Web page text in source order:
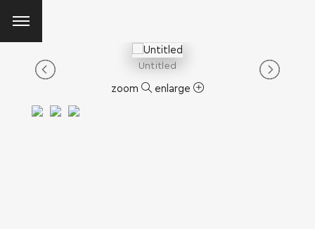
Untitled
zoom enlarge